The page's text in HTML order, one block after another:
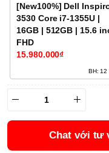
[New100%] Dell
3530 Core i7-1355U |
16GB | 512GB | 15.6
FHD
15.980.000₫
BH: 12
Chat với tư